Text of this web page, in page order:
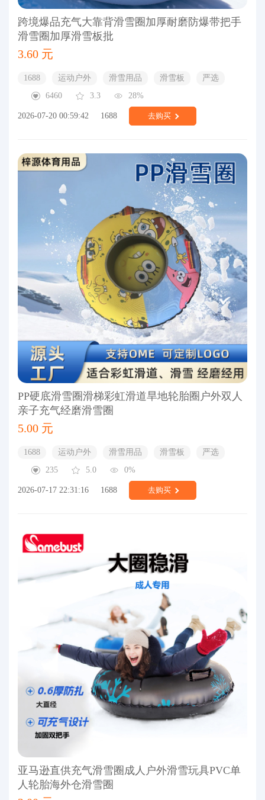
跨境爆品充气大靠背滑雪圈加厚耐磨防爆带把手
滑雪圈加厚滑雪板批
3.60 元
1688 运动户外 滑雪用品 滑雪板
严选
6460
3.3 28%
2026-07-20 00:59:42 1688 去购买
PP硬底滑雪圈滑梯彩虹滑道旱地轮胎圈户外双人
亲子充气经磨滑雪圈
5.00 元
1688 运动户外 滑雪用品 滑雪板
严选
235
5.0 0%
2026-07-17 22:31:16 1688 去购买
亚马逊直供充气滑雪圈成人户外滑雪玩具PVC单
人轮胎海外仓滑雪圈